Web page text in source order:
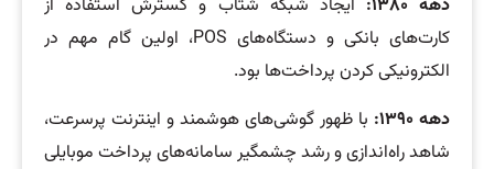
دهه ۱۳۸۰:
ایجاد شبکه شتاب و گسترش استفاده از
کارت‌های بانکی و دستگاه‌های POS، اولین گام مهم در
الکترونیکی کردن پرداخت‌ها بود.
دهه ۱۳۹۰: با ظهور گوشی‌های هوشمند و اینترنت پرسرعت،
شاهد راه‌اندازی و رشد چشمگیر سامانه‌های پرداخت موبایلی